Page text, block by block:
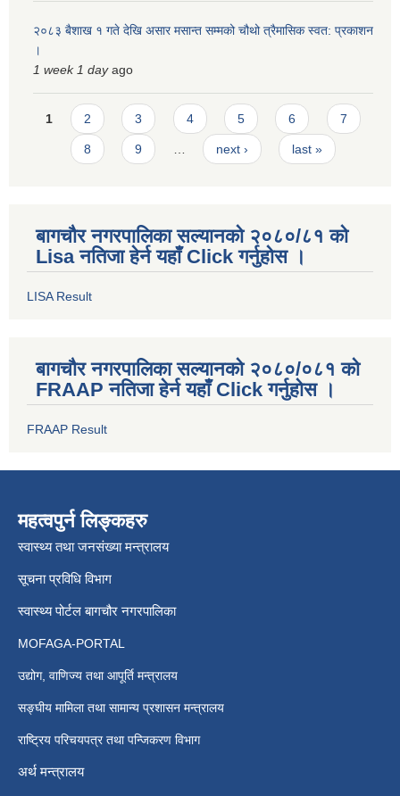
२०८३ बैशाख १ गते देखि असार मसान्त सम्मको चौथो त्रैमासिक स्वत: प्रकाशन
।
1 week 1 dayago
Pages
1 2 3 4 5 6 7
8 9 next › last »
बागचौर नगरपालिका सल्यानको २०८०/८१ को
Lisa नतिजा हेर्न यहाँ Click गर्नुहोस ।
LISA Result
बागचौर नगरपालिका सल्यानको २०८०/०८१ को
FRAAP नतिजा हेर्न यहाँ Click गर्नुहोस ।
FRAAP Result
महत्वपुर्न लिङ्कहरु
स्वास्थ्य तथा जनसंख्या मन्त्रालय
सूचना प्रविधि विभाग
स्वास्थ्य पोर्टल बागचौर नगरपालिका
MOFAGA-PORTAL
उद्योग, वाणिज्य तथा आपूर्ति मन्त्रालय
सङ्घीय मामिला तथा सामान्य प्रशासन मन्त्रालय
राष्ट्रिय परिचयपत्र तथा पन्जिकरण विभाग
अर्थ मन्त्रालय